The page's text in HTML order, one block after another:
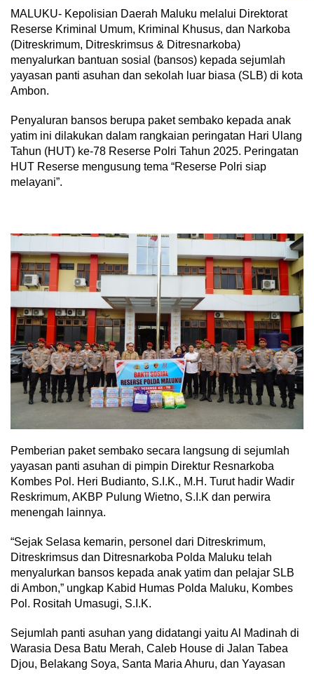
MALUKU- Kepolisian Daerah Maluku melalui Direktorat
Reserse Kriminal Umum, Kriminal Khusus, dan Narkoba
(Ditreskrimum, Ditreskrimsus & Ditresnarkoba)
menyalurkan bantuan sosial (bansos) kepada sejumlah
yayasan panti asuhan dan sekolah luar biasa (SLB) di kota
Ambon.
Penyaluran bansos berupa paket sembako kepada anak
yatim ini dilakukan dalam rangkaian peringatan Hari Ulang
Tahun (HUT) ke-78 Reserse Polri Tahun 2025. Peringatan
HUT Reserse mengusung tema “Reserse Polri siap
melayani”.
Pemberian paket sembako secara langsung di sejumlah
yayasan panti asuhan di pimpin Direktur Resnarkoba
Kombes Pol. Heri Budianto, S.I.K., M.H. Turut hadir Wadir
Reskrimum, AKBP Pulung Wietno, S.I.K dan perwira
menengah lainnya.
“Sejak Selasa kemarin, personel dari Ditreskrimum,
Ditreskrimsus dan Ditresnarkoba Polda Maluku telah
menyalurkan bansos kepada anak yatim dan pelajar SLB
di Ambon,” ungkap Kabid Humas Polda Maluku, Kombes
Pol. Rositah Umasugi, S.I.K.
Sejumlah panti asuhan yang didatangi yaitu Al Madinah di
Warasia Desa Batu Merah, Caleb House di Jalan Tabea
Djou, Belakang Soya, Santa Maria Ahuru, dan Yayasan